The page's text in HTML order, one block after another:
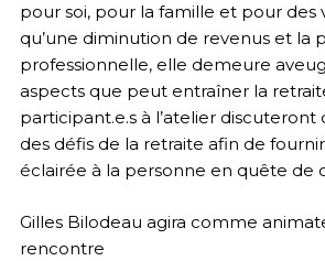
pour soi, pour la famille et pour des
qu’une diminution de revenus et la
professionnelle, elle demeure
aspects que peut entraîner la
participant.e.s à l’atelier discuteront
des défis de la retraite afin de
éclairée à la personne en quête de
Gilles Bilodeau agira comme
rencontre